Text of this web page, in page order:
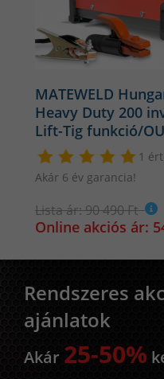
MATEWELD
Heavy Duty 200
Lift-Tig funkció/
1
Akár 6 év garancia!
Lista ár: 90 490 Ft
Online akciós ár:
Rendszeres
ajánlatok
Akár 25-50%